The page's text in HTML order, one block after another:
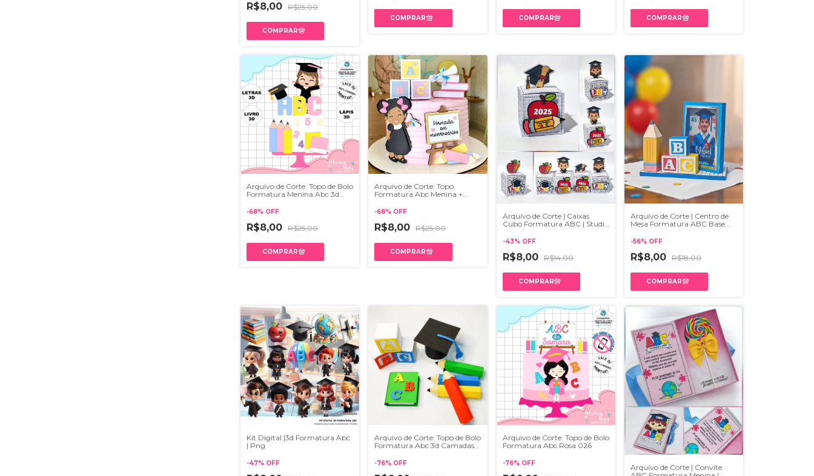
R$8,00 R$25,00
Arquivo de Corte: Topo de Bolo
Formatura Menina Abc 3d
-68% OFF
R$8,00 R$25,00
Arquivo de Corte: Topo
Formatura Abc Menina +
-68% OFF
R$8,00 R$25,00
Arquivo de Corte | Caixas
Cubo Formatura ABC | Studio
-43% OFF
R$8,00 R$14,00
Arquivo de Corte | Centro de
Mesa Formatura ABC Base
-56% OFF
R$8,00 R$18,00
Kit Digital |3d Formatura Abc
| Png
-47% OFF
Arquivo de Corte: Topo de Bolo
Formatura Abc 3d Camadas
-76% OFF
Arquivo de Corte: Topo de Bolo
Formatura Abc Rosa 026
-76% OFF
Arquivo de Corte | Convite